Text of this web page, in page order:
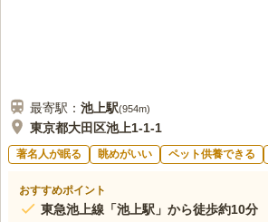
最寄駅： 池上駅(954m)
東京都大田区池上1-1-1
著名人が眠る 眺めがいい ペット供養できる
おすすめポイント
東急池上線「池上駅」から徒歩約10分